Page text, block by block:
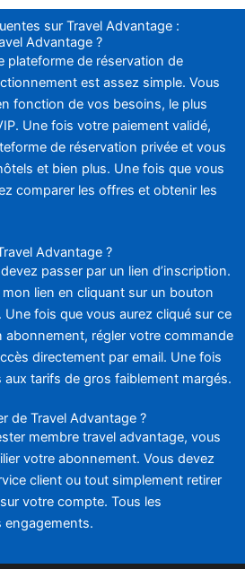
sur Travel Advantage :
Advantage ?
plateforme de réservation de
est assez simple. Vous
fonction de vos besoins, le plus
Une fois votre paiement validé,
de réservation privée et vous
et bien plus. Une fois que vous
comparer les offres et obtenir les
Advantage ?
passer par un lien d’inscription.
lien en cliquant sur un bouton
fois que vous aurez cliqué sur ce
abonnement, régler votre commande
directement par email. Une fois
tarifs de gros faiblement margés.
de Travel Advantage ?
membre travel advantage, vous
votre abonnement. Vous devez
client ou tout simplement retirer
votre compte. Tous les